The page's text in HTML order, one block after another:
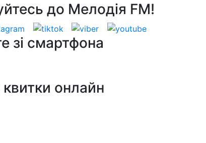
до Мелодія FM!
зі смартфона
онлайн